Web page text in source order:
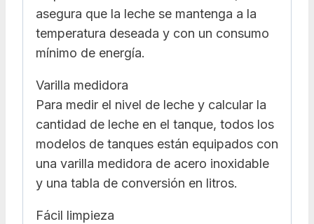
asegura que la leche se mantenga a la
temperatura deseada y con un consumo
mínimo de energía.
Varilla medidora
Para medir el nivel de leche y calcular la
cantidad de leche en el tanque, todos los
modelos de tanques están equipados con
una varilla medidora de acero inoxidable
y una tabla de conversión en litros.
Fácil limpieza